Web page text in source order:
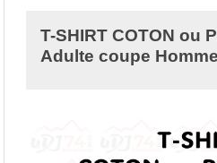
T-SHIRT COTON ou
Adulte coupe